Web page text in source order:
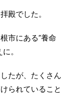
殿でした。
市にある“養命
。
たが、たくさん
られていること